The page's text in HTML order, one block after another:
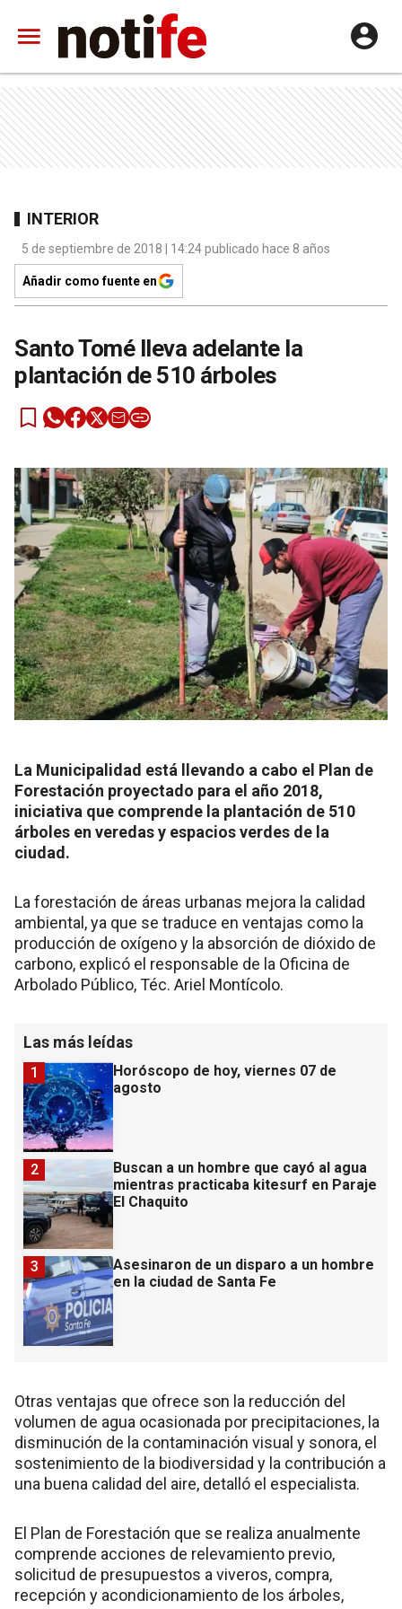
INTERIOR
5 de septiembre de 2018 | 14:24 publicado hace 8 años
Añadir como fuente en
Santo Tomé lleva adelante la
plantación de 510 árboles
La Municipalidad está llevando a cabo el Plan de
Forestación proyectado para el año 2018,
iniciativa que comprende la plantación de 510
árboles en veredas y espacios verdes de la
ciudad.
La forestación de áreas urbanas mejora la calidad
ambiental, ya que se traduce en ventajas como la
producción de oxígeno y la absorción de dióxido de
carbono, explicó el responsable de la Oficina de
Arbolado Público, Téc. Ariel Montícolo.
Las más leídas
Horóscopo de hoy, viernes 07 de
agosto
1
Buscan a un hombre que cayó al agua
mientras practicaba kitesurf en Paraje
El Chaquito
2
Asesinaron de un disparo a un hombre
en la ciudad de Santa Fe
3
Otras ventajas que ofrece son la reducción del
volumen de agua ocasionada por precipitaciones, la
disminución de la contaminación visual y sonora, el
sostenimiento de la biodiversidad y la contribución a
una buena calidad del aire, detalló el especialista.
El Plan de Forestación que se realiza anualmente
comprende acciones de relevamiento previo,
solicitud de presupuestos a viveros, compra,
recepción y acondicionamiento de los árboles,